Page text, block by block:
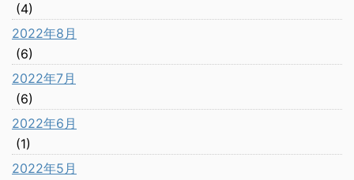
(4)
2022年8月
(6)
2022年7月
(6)
2022年6月
(1)
2022年5月